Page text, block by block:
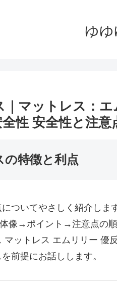
ゆ
マットレス：
性 安全性と注意
の特徴と利点
ついてやさしく紹介しま
像→ポイント→注意点の順
ットレス エムリリー 優
前提にお話しします。